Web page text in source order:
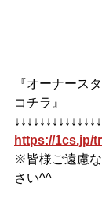
『オーナース
コチラ』
https://1cs.jp/
※皆様ご遠慮
さい^^